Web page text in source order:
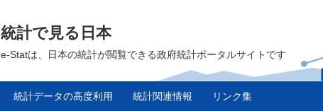
統計で見る日本
e-Statは、日本の統計が閲覧できる政府統計ポータルサイトです
統計データの高度利用 統計関連情報 リンク集